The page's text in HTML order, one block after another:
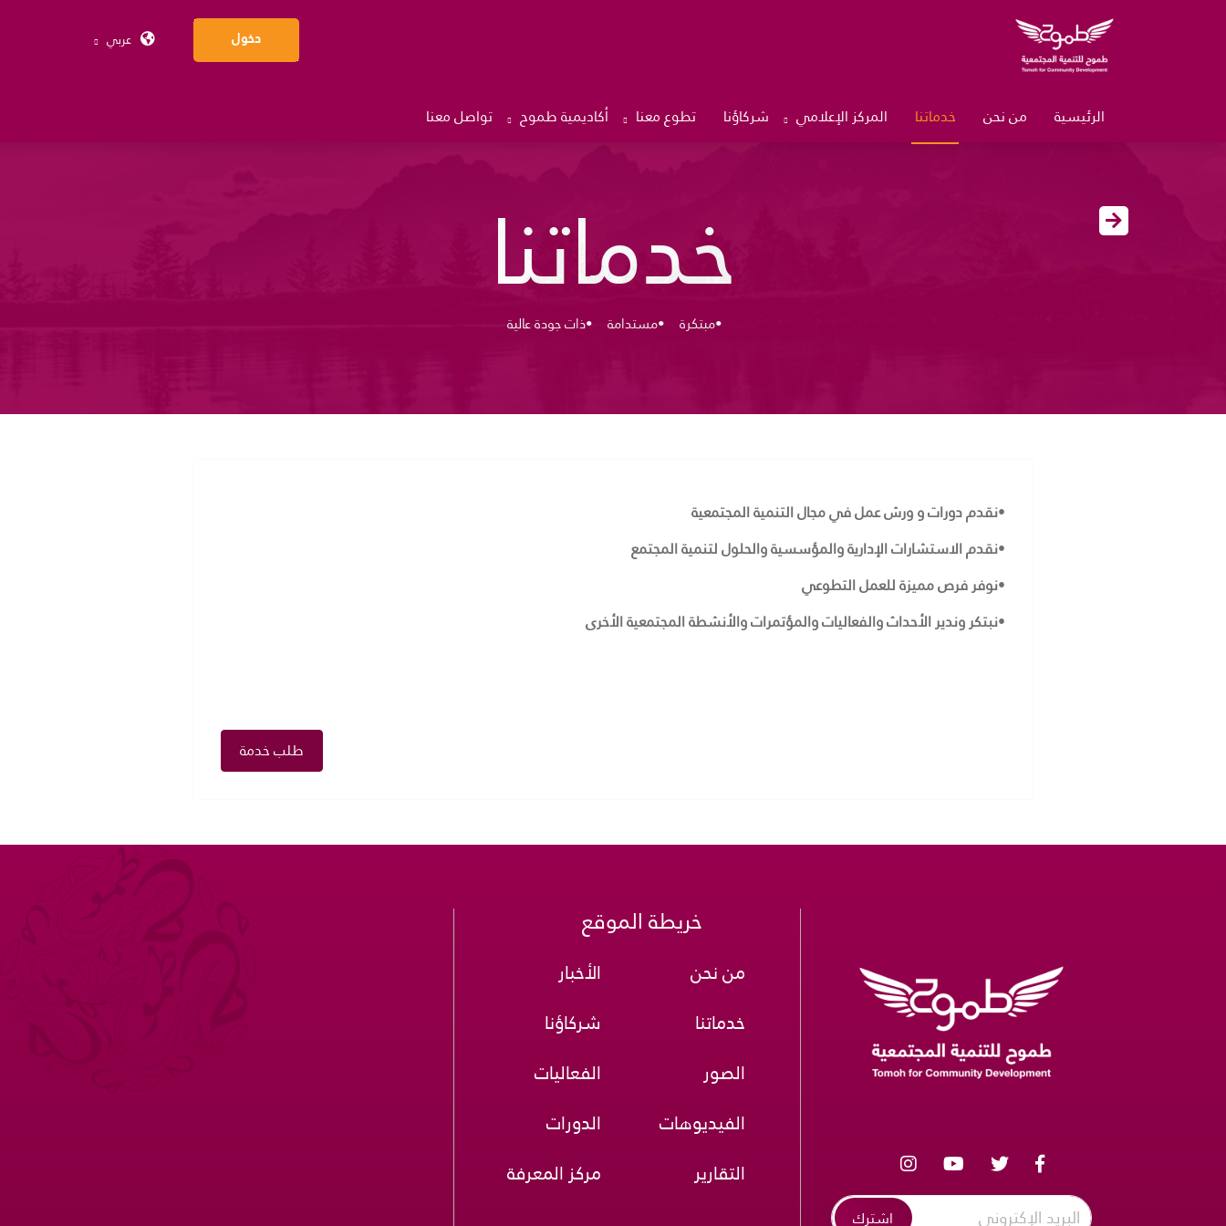
دخول عربي
الرئيسية من نحن خدماتنا المركز الإعلامي شركاؤنا تطوع معنا أكاديمية طموح تواصل معنا
خدماتنا
•مبتكرة •مستدامة •ذات جودة عالية
•نقدم دورات و ورش عمل في مجال التنمية المجتمعية
•نقدم الاستشارات الإدارية والمؤسسية والحلول لتنمية المجتمع
•نوفر فرص مميزة للعمل التطوعي
•نبتكر وندير الأحداث والفعاليات والمؤتمرات والأنشطة المجتمعية الأخرى
طلب خدمة
اشترك
خريطة الموقع
من نحن
خدماتنا
الصور
الفيديوهات
التقارير
الأخبار
شركاؤنا
الفعاليات
الدورات
مركز المعرفة